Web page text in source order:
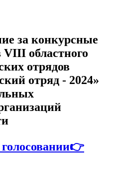
за конкурсные
областного
отрядов
отряд - 2024»